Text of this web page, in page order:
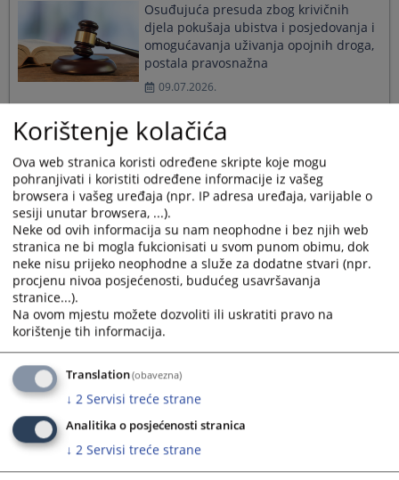
Osuđujuća presuda zbog krivičnih
djela pokušaja ubistva i posjedovanja i
omogućavanja uživanja opojnih droga,
postala pravosnažna
09.07.2026.
Kantonalni sud u Zenici izrekao
presudu zbog produženog krivičnog
djela zloupotreba položaja ili
ovlaštenja i krivičnog djela pranje
novca
09.07.2026.
Federacije BiH
03.07.2026.
Kantonalnog suda u Zenici
03.07.2026.
Korištenje kolačića
Ova web stranica koristi određene skripte koje mogu
pohranjivati i koristiti određene informacije iz vašeg
browsera i vašeg uređaja (npr. IP adresa uređaja, varijable o
sesiji unutar browsera, ...).
Neke od ovih informacija su nam neophodne i bez njih web
stranica ne bi mogla fukcionisati u svom punom obimu, dok
neke nisu prijeko neophodne a služe za dodatne stvari (npr.
procjenu nivoa posjećenosti, budućeg usavršavanja
stranice...).
Na ovom mjestu možete dozvoliti ili uskratiti pravo na
korištenje tih informacija.
Translation(obavezna)
↓ 2 Servisi treće strane
Analitika o posjećenosti stranica
↓ 2 Servisi treće strane